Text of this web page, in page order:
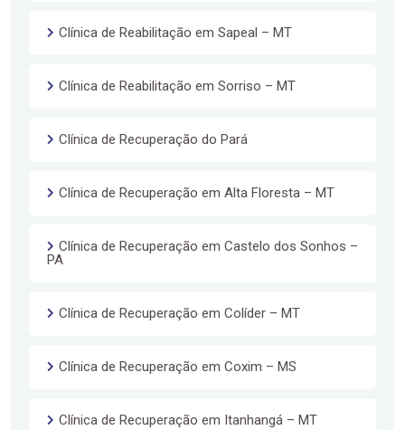
Clínica de Reabilitação em Sapeal – MT
Clínica de Reabilitação em Sorriso – MT
Clínica de Recuperação do Pará
Clínica de Recuperação em Alta Floresta – MT
Clínica de Recuperação em Castelo dos Sonhos –
PA
Clínica de Recuperação em Colíder – MT
Clínica de Recuperação em Coxim – MS
Clínica de Recuperação em Itanhangá – MT